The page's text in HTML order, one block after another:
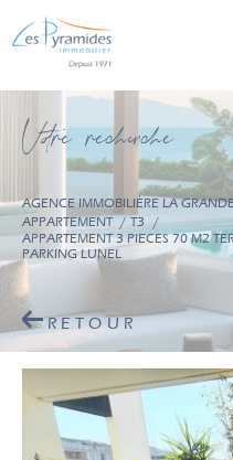
Vore recece
AGENCE IMMOBILIÈRE LA
APPARTEMENT
T3
APPARTEMENT 3 PIECES 70 M2
PARKING LUNEL
RETOUR